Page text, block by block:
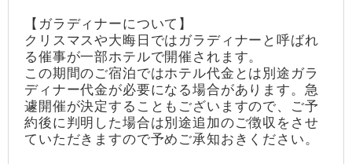
【ガラディナーについて】
クリスマスや大晦日ではガラディナーと呼ばれ
る催事が一部ホテルで開催されます。
この期間のご宿泊ではホテル代金とは別途ガラ
ディナー代金が必要になる場合があります。急
遽開催が決定することもございますので、ご予
約後に判明した場合は別途追加のご徴収をさせ
ていただきますので予めご承知おきください。